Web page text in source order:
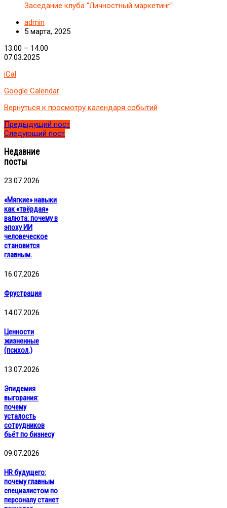
Заседание клуба "Личностный маркетинг"
admin
5 марта, 2025
Заседание
клуба
маркетинг"
13:00 – 14:00
07.03.2025
iCal
Google Calendar
Вернуться к просмотру календаря событий
Предыдущий пост
Следующий пост
Недавние
посты
23.07.2026
«Мягкие» навыки
как «твёрдая»
валюта: почему в
эпоху ИИ
человеческое
становится
главным.
16.07.2026
Фрустрация
14.07.2026
Ценности
жизненные
(психол.)
13.07.2026
Эпидемия
выгорания:
почему
усталость
сотрудников
бьёт по бизнесу
09.07.2026
HR будущего:
почему главным
специалистом по
персоналу станет